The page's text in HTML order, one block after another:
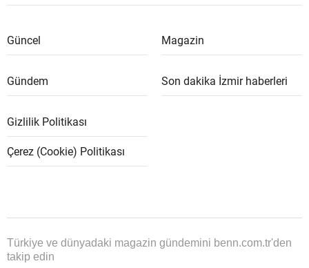
Güncel Magazin
Gündem Son dakika İzmir haberleri
Gizlilik Politikası
Çerez (Cookie) Politikası
Türkiye ve dünyadaki magazin gündemini benn.com.tr'den
takip edin